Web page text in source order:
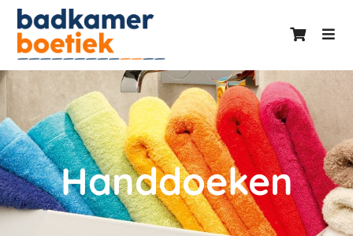
Handdoeken